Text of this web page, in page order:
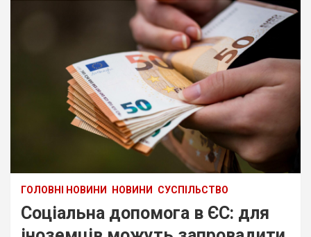
ГОЛОВНІ НОВИНИ НОВИНИ СУСПІЛЬСТВО
Соціальна допомога в ЄС: для